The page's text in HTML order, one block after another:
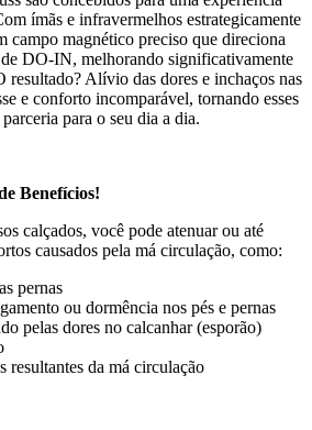
ímãs e infravermelhos estrategicamente
campo magnético preciso que direciona
DO-IN, melhorando significativamente
resultado? Alívio das dores e inchaços nas
e conforto incomparável, tornando esses
para o seu dia a dia.
Benefícios!
calçados, você pode atenuar ou até
causados pela má circulação, como:
pernas
ou dormência nos pés e pernas
pelas dores no calcanhar (esporão)
resultantes da má circulação